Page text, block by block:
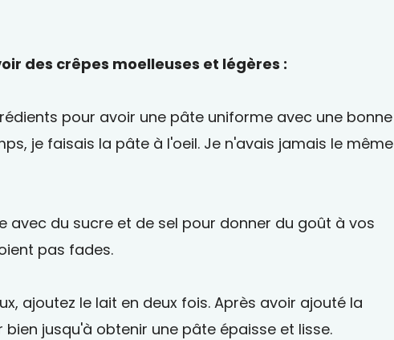
des crêpes moelleuses et légères :
pour avoir une pâte uniforme avec une bonne
je faisais la pâte à l'oeil. Je n'avais jamais le même
avec du sucre et de sel pour donner du goût à vos
pas fades.
ajoutez le lait en deux fois. Après avoir ajouté la
jusqu'à obtenir une pâte épaisse et lisse.